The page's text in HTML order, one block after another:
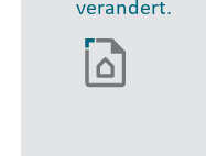
verandert.